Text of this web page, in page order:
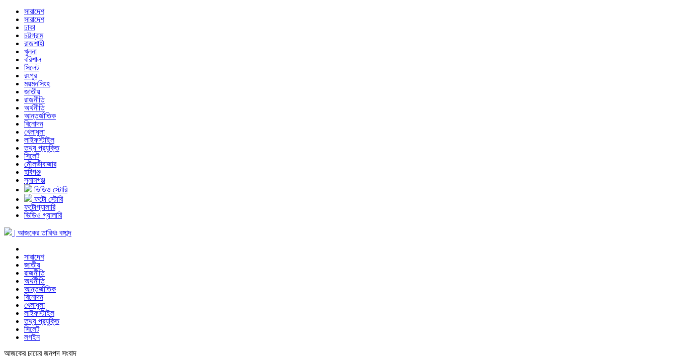
সারাদেশ
সারাদেশ
ঢাকা
চট্টগ্রাম
রাজশাহী
খুলনা
বরিশাল
সিলেট
রংপুর
ময়মনসিংহ
জাতীয়
রাজনীতি
অর্থনীতি
আন্তর্জাতিক
বিনোদন
খেলাধুলা
লাইফস্টাইল
তথ্য প্রযুক্তি
সিলেট
মৌলভীবাজার
হবিগঞ্জ
সুনামগঞ্জ
ভিডিও স্টোরি
ফটো স্টোরি
ফটোগ্যালারি
ভিডিও গ্যালারি
| আজকের তারিখঃ বঙ্গাব্দ
সারাদেশ
জাতীয়
রাজনীতি
অর্থনীতি
আন্তর্জাতিক
বিনোদন
খেলাধুলা
লাইফস্টাইল
তথ্য প্রযুক্তি
সিলেট
লগইন
আজকের চায়ের জনপদ সংবাদ